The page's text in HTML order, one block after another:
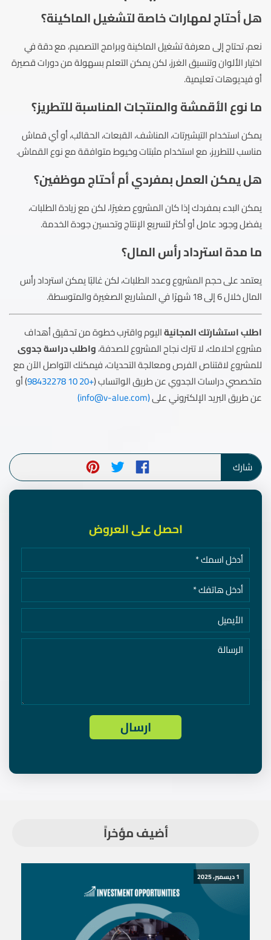
هل أحتاج لمهارات خاصة لتشغيل الماكينة؟
نعم، تحتاج إلى معرفة تشغيل الماكينة وبرامج التصميم، مع دقة في
اختيار الألوان وتنسيق الغرز، لكن يمكن التعلم بسهولة من دورات قصيرة
أو فيديوهات تعليمية.
ما نوع الأقمشة والمنتجات المناسبة للتطريز؟
يمكن استخدام التيشيرتات، المناشف، القبعات، الحقائب، أو أي قماش
مناسب للتطريز، مع استخدام مثبتات وخيوط متوافقة مع نوع القماش.
هل يمكن العمل بمفردي أم أحتاج موظفين؟
يمكن البدء بمفردك إذا كان المشروع صغيرًا، لكن مع زيادة الطلبات،
يفضل وجود عامل أو أكثر لتسريع الإنتاج وتحسين جودة الخدمة.
ما مدة استرداد رأس المال؟
يعتمد على حجم المشروع وعدد الطلبات، لكن غالبًا يمكن استرداد رأس
المال خلال 6 إلى 18 شهرًا في المشاريع الصغيرة والمتوسطة.
اطلب استشارتك المجانيةاليوم واقترب خطوة من تحقيق أهداف
مشروع احلامك، لا تترك نجاح المشروع للصدفة،واطلب دراسة جدوى
للمشروع لاقتناص الفرص ومعالجة التحديات، فيمكنك التواصل الآن مع
متخصصي دراسات الجدوي عن طريق الواتساب (+20 10 98432278
) أو
عن طريق البريد الإلكتروني على(
info@v-alue.com
)
شارك
احصل على العروض
أضيف مؤخراً
1 ديسمبر، 2025